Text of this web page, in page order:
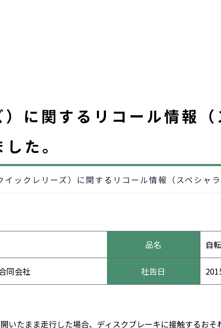
に関するリコール情報
た。
イックレリーズ）に関するリコール情報（スペシャ
品名 自
同会社 社告日
いたまま走行した場合、ディスクブレーキに接触するおそ